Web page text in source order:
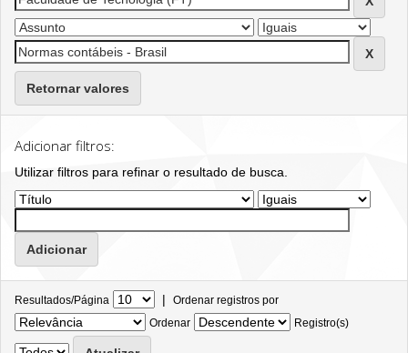
Retornar valores
Adicionar filtros:
Utilizar filtros para refinar o resultado de busca.
Resultados/Página | Ordenar registros por
Ordenar
Registro(s)